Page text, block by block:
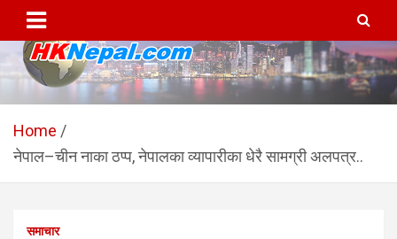
content
HKNepal.com – हङकङबाट
सञ्चालित पहिलो नेपाली अनलाईन
पत्रिका
hknepal, hknepal.com, hk nepal, hk nepal com
Home
नेपाल–चीन नाका ठप्प, नेपालका व्यापारीका धेरै सामग्री अलपत्र..
समाचार